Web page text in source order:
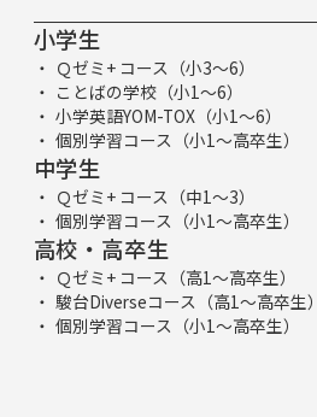
小学生
Ｑゼミ+ コース（小3～6）
ことばの学校（小1～6）
小学英語YOM-TOX（小1～6）
個別学習コース（小1～高卒生）
中学生
Ｑゼミ+ コース（中1～3）
個別学習コース（小1～高卒生）
高校・高卒生
Ｑゼミ+ コース（高1～高卒生）
駿台Diverseコース（高1～高卒生）
個別学習コース（小1～高卒生）